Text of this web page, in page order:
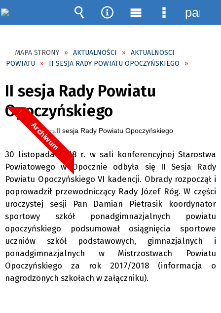
MAPA STRONY AKTUALNOŚCI
AKTUALNOSCI
POWIATU
II SESJA RADY POWIATU OPOCZYŃSKIEGO
II sesja Rady Powiatu
Opoczyńskiego
Archiwum
30 listopada 2018 r. w sali konferencyjnej Starostwa
Powiatowego w Opocznie odbyła się II Sesja Rady
Powiatu Opoczyńskiego VI kadencji. Obrady rozpoczął i
poprowadził przewodniczący Rady Józef Róg. W części
uroczystej sesji Pan Damian Pietrasik koordynator
sportowy szkół ponadgimnazjalnych powiatu
opoczyńskiego podsumował osiągnięcia sportowe
uczniów szkół podstawowych, gimnazjalnych i
ponadgimnazjalnych w Mistrzostwach Powiatu
Opoczyńskiego za rok 2017/2018 (informacja o
nagrodzonych szkołach w załączniku).
Wyszukiwarka
Narzędzia
MenuMenu
panel